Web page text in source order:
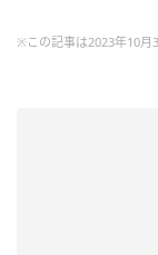
※この記事は2023年10月